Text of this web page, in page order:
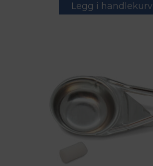
Legg i handlekurv